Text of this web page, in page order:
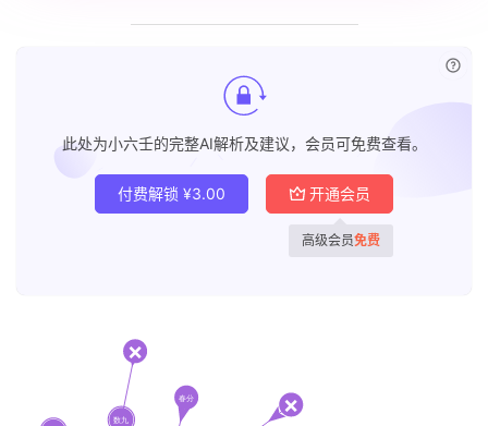
此处为小六壬的完整AI解析及建议，会员可免费查看。
付费解锁 ¥3.00 开通会员
高级会员免费